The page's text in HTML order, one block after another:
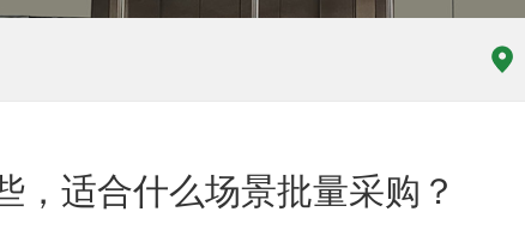
，适合什么场景批量采购？